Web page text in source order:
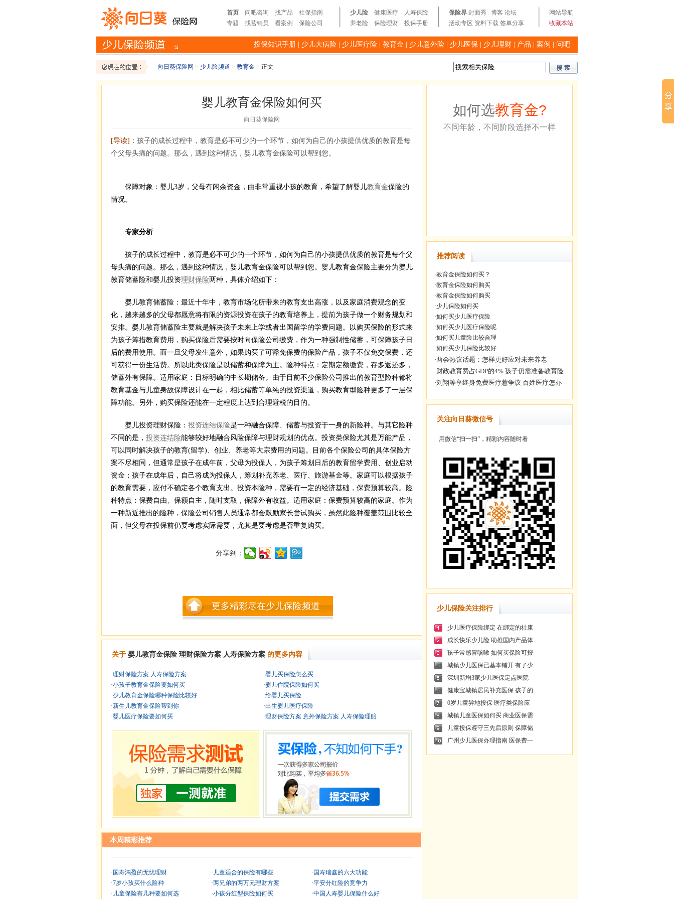
首页 问吧咨询 找产品
社保指南
专题
找营销员 看案例 保险公司
少儿险 健康医疗
人寿保险
养老险
保险理财 投保手册
保险界 封面秀 博客 论坛
活动专区 资料下载 签单分享
网站导航
收藏本站
投保知识手册 少儿大病险 少儿医疗险 教育金 少儿意外险 少儿医保 少儿理财 产品 案例 问吧
向日葵保险网 > 少儿险频道 > 教育金 > 正文
婴儿教育金保险如何买
向日葵保险网
[导读] ：孩子的成长过程中，教育是必不可少的一个环节，如何为自己的小孩提供优质的教育是每
个父母头痛的问题。那么，遇到这种情况，婴儿教育金保险可以帮到您。
保障对象：婴儿3岁，父母有闲余资金，由非常重视小孩的教育，希望了解婴儿教育金保险的
情况。
专家分析
孩子的成长过程中，教育是必不可少的一个环节，如何为自己的小孩提供优质的教育是每个父
母头痛的问题。那么，遇到这种情况，婴儿教育金保险可以帮到您。婴儿教育金保险主要分为婴儿
教育储蓄险和婴儿投资理财保险两种，具体介绍如下：
婴儿教育储蓄险：最近十年中，教育市场化所带来的教育支出高涨，以及家庭消费观念的变
化，越来越多的父母都愿意将有限的资源投资在孩子的教育培养上，提前为孩子做一个财务规划和
安排。婴儿教育储蓄险主要就是解决孩子未来上学或者出国留学的学费问题。以购买保险的形式来
为孩子筹措教育费用，购买保险后需要按时向保险公司缴费，作为一种强制性储蓄，可保障孩子日
后的费用使用。而一旦父母发生意外，如果购买了可豁免保费的保险产品，孩子不仅免交保费，还
可获得一份生活费。所以此类保险是以储蓄和保障为主。险种特点：定期定额缴费，存多返还多，
储蓄外有保障。适用家庭：目标明确的中长期储备。由于目前不少保险公司推出的教育型险种都将
教育基金与儿童身故保障设计在一起，相比储蓄等单纯的投资渠道，购买教育型险种更多了一层保
障功能。另外，购买保险还能在一定程度上达到合理避税的目的。
婴儿投资理财保险： 投资连结保险是一种融合保障、储蓄与投资于一身的新险种。与其它险种
不同的是， 投资连结险能够较好地融合风险保障与理财规划的优点。投资类保险尤其是万能产品，
可以同时解决孩子的教育(留学)、创业、养老等大宗费用的问题。目前各个保险公司的具体保险方
案不尽相同，但通常是孩子在成年前，父母为投保人，为孩子筹划日后的教育留学费用、创业启动
资金；孩子在成年后，自己将成为投保人，筹划补充养老、医疗、旅游基金等。家庭可以根据孩子
的教育需要，应付不确定各个教育支出。投资本险种，需要有一定的经济基础，保费预算较高。险
种特点：保费自由、保额自主，随时支取，保障外有收益。适用家庭：保费预算较高的家庭。作为
一种新近推出的险种，保险公司销售人员通常都会鼓励家长尝试购买，虽然此险种覆盖范围比较全
面，但父母在投保前仍要考虑实际需要，尤其是要考虑是否重复购买。
分享到：
更多精彩尽在少儿保险频道
关于 婴儿教育金保险 理财保险方案 人寿保险方案 的更多内容
·理财保险方案 人寿保险方案
·小孩子教育金保险要如何买
·少儿教育金保险哪种保险比较好
·新生儿教育金保险帮到你
·婴儿医疗保险要如何买
·婴儿买保险怎么买
·婴儿住院保险如何买
·给婴儿买保险
·出生婴儿医疗保险
·理财保险方案 意外保险方案 人寿保险理赔
本周精彩推荐
· 国寿鸿盈的无忧理财
·7岁小孩买什么险种
· 儿童保险有几种要如何选
· 儿童适合的保险有哪些
·两兄弟的两万元理财方案
·小孩分红型保险如何买
· 国寿瑞鑫的六大功能
·平安分红险的竞争力
·中国人寿婴儿保险什么好
如何选教育金?
不同年龄，不同阶段选择不一样
推荐阅读
·教育金保险如何买？
·教育金保险如何购买
·教育金保险如何购买
·少儿保险如何买
·如何买少儿医疗保险
·如何买少儿医疗保险呢
·如何买儿童险比较合理
·如何买少儿保险比较好
关注向日葵微信号
用微信“扫一扫”，精彩内容随时看
少儿保险关注排行
少儿医疗保险绑定 在绑定的社康
成长快乐少儿险 助推国内产品体
孩子常感冒咳嗽 如何买保险可报
城镇少儿医保已基本铺开 有了少
深圳新增3家少儿医保定点医院
健康宝城镇居民补充医保 孩子的
0岁儿童异地投保 医疗类保险应
城镇儿童医保如何买 商业医保需
儿童投保遵守三先后原则 保障储
广州少儿医保办理指南 医保费一